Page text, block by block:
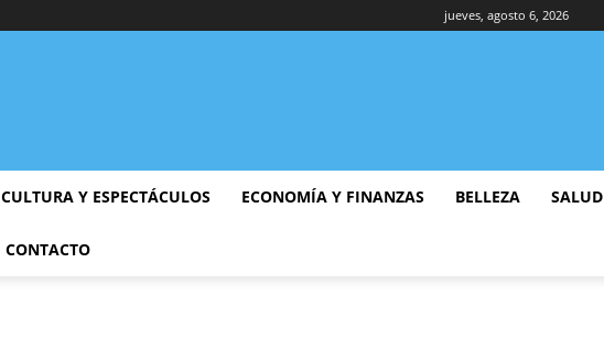
jueves, agosto 6, 2026
CULTURA Y ESPECTÁCULOS ECONOMÍA Y FINANZAS BELLEZA SALUD
CONTACTO